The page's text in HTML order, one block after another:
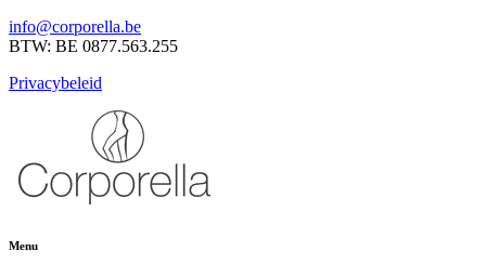
info@corporella.be
BTW: BE 0877.563.255
Privacybeleid
Menu